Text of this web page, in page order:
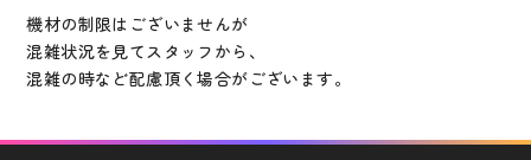
機材の制限はございませんが
混雑状況を見てスタッフから、
混雑の時など配慮頂く場合がございます。